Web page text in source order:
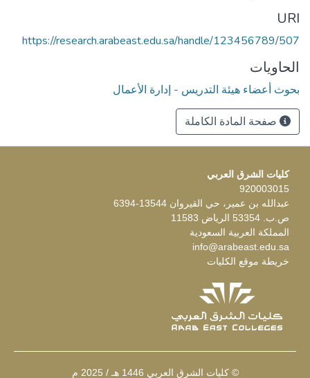
URI
https://research.arabeast.edu.sa/handle/123456789/507
الحاويات
بحوث أعضاء هيئة التدريس - إدارة الأعمال
صفحة المادة الكاملة
كليات الشرق العربي
920003015
عبدالله بن عمير، حي القيروان 13544-6394
ص.ب. 53354 الرياض 11583
المملكة العربية السعودية
info@arabeast.edu.sa
خريطة موقع الكليات
© كليات الشرق العربي 1446 هـ / 2025 م